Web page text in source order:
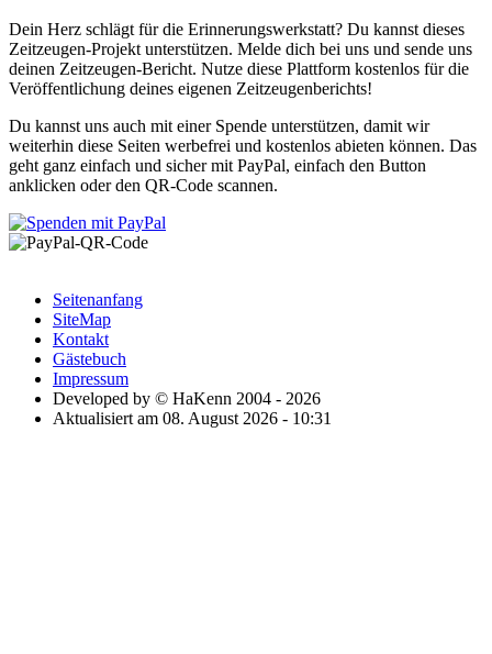
Dein Herz schlägt für die Erinnerungswerkstatt? Du kannst dieses
Zeitzeugen-Projekt unterstützen. Melde dich bei uns und sende uns
deinen Zeitzeugen-Bericht. Nutze diese Plattform kostenlos für die
Veröffentlichung deines eigenen Zeitzeugenberichts!
Du kannst uns auch mit einer Spende unterstützen, damit wir
weiterhin diese Seiten werbefrei und kostenlos abieten können. Das
geht ganz einfach und sicher mit PayPal, einfach den Button
anklicken oder den QR-Code scannen.
Seitenanfang
SiteMap
Kontakt
Gästebuch
Impressum
Developed by © HaKenn 2004 - 2026
Aktualisiert am 08. August 2026 - 10:31